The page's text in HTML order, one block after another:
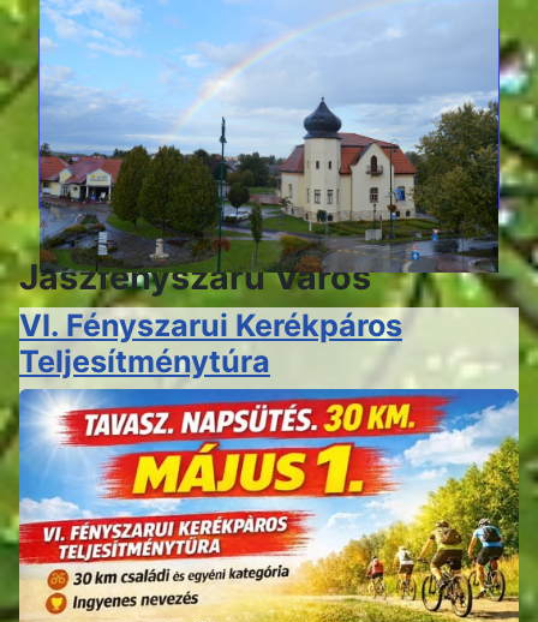
Jászfényszaru Város
VI. Fényszarui Kerékpáros
Teljesítménytúra